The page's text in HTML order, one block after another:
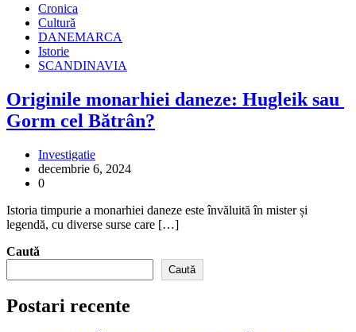
Cronica
Cultură
DANEMARCA
Istorie
SCANDINAVIA
Originile monarhiei daneze: Hugleik sau
Gorm cel Bătrân?
Investigatie
decembrie 6, 2024
0
Istoria timpurie a monarhiei daneze este învăluită în mister și
legendă, cu diverse surse care […]
Caută
Caută
Postari recente